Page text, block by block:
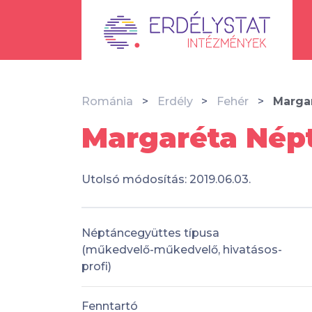
Románia Erdély Fehér
Margaréta
Utolsó módosítás: 2019.06.03.
Néptáncegyüttes típusa
(műkedvelő-műkedvelő, hivatásos-
profi)
Fenntartó